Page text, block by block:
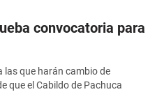
convocatoria para
las que harán cambio de
que el Cabildo de Pachuca